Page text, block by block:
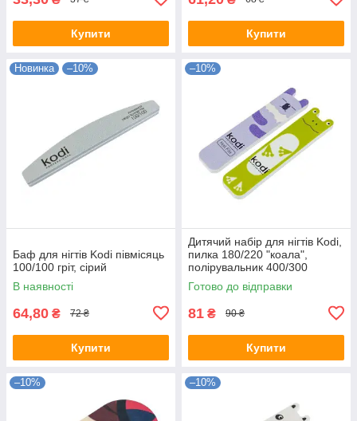
Купити Купити
Новинка –10%
Баф для нігтів Kodi півмісяць
100/100 гріт, сірий
В наявності
64,80 ₴ 72 ₴
Купити
–10%
Дитячий набір для нігтів Kodi,
пилка 180/220 "коала",
полірувальник 400/300
"жабеня"
Готово до відправки
81 ₴ 90 ₴
Купити
–10% –10%